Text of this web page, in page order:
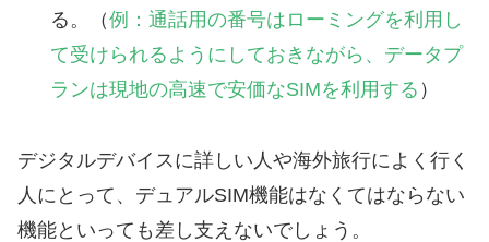
る。（例：通話用の番号はローミングを利用し
て受けられるようにしておきながら、データプ
ランは現地の高速で安価なSIMを利用する ）
デジタルデバイスに詳しい人や海外旅行によく行く
人にとって、デュアルSIM機能はなくてはならない
機能といっても差し支えないでしょう。